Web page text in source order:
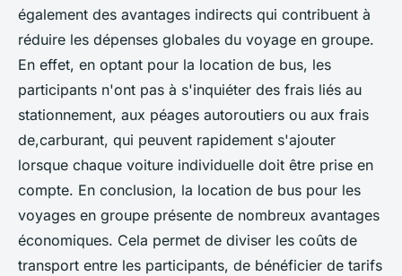
également des avantages indirects qui contribuent à
réduire les dépenses globales du voyage en groupe.
En effet, en optant pour la location de bus, les
participants n'ont pas à s'inquiéter des frais liés au
stationnement, aux péages autoroutiers ou aux frais
de,carburant, qui peuvent rapidement s'ajouter
lorsque chaque voiture individuelle doit être prise en
compte. En conclusion, la location de bus pour les
voyages en groupe présente de nombreux avantages
économiques. Cela permet de diviser les coûts de
transport entre les participants, de bénéficier de tarifs